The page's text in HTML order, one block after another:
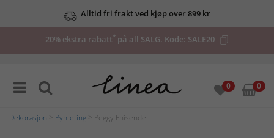
Alltid fri frakt ved kjøp over 899 kr
20% ekstra rabatt* på all SALG. Kode: SALE20
0 0
Dekorasjon Pynteting > Peggy Fnisende